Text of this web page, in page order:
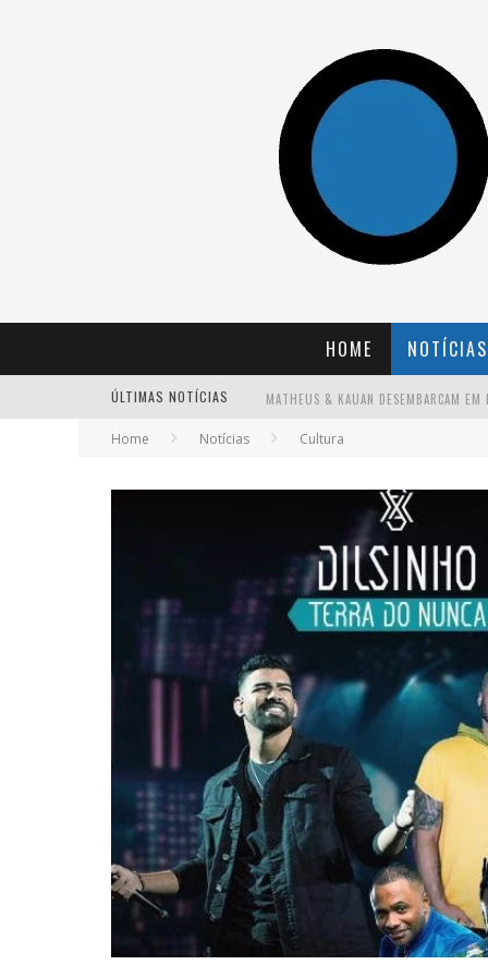
HOME NOTÍCIAS
ÚLTIMAS NOTÍCIAS
APÓS SAIR DA KONDZILLA, DJ DANNY
Home Notícias Cultura